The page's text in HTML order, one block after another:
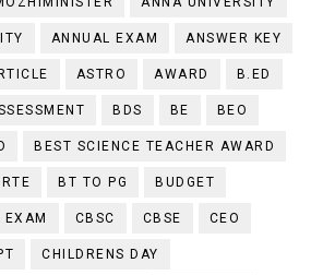
ANNUAL EXAM ANSWER KEY
ASTRO AWARD B.ED
BDS BE BEO
BEST SCIENCE TEACHER AWARD
BT TO PG BUDGET
EXAM CBSC CBSE CEO
CHILDRENS DAY